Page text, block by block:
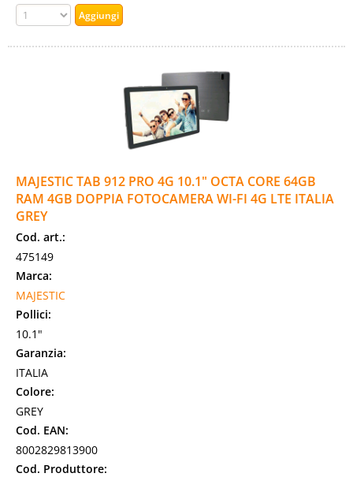
MAJESTIC TAB 912 PRO 4G 10.1" OCTA CORE 64GB
RAM 4GB DOPPIA FOTOCAMERA WI-FI 4G LTE ITALIA
GREY
Cod. art.:
475149
Marca:
MAJESTIC
Pollici:
10.1"
Garanzia:
ITALIA
Colore:
GREY
Cod. EAN:
8002829813900
Cod. Produttore: